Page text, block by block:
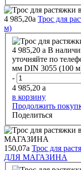
4 985,20a Трос для
м)
4 985,20 a В
уточняйте по
мм DIN 3055 (100
-
4 985,20 a
в корзину
Продолжить
Поделиться
150,07a Трос для
ДЛЯ МАГАЗИНА